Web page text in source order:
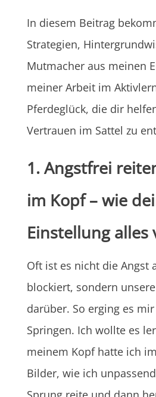
In diesem Beitrag
Strategien,
Mutmacher aus meinen
meiner Arbeit im
Pferdeglück, die dir
Vertrauen im Sattel zu
1. Angstfrei
im Kopf – wie
Einstellung alles
Oft ist es nicht die Angst
blockiert, sondern
darüber. So erging es
Springen. Ich wollte es
meinem Kopf hatte ich
Bilder, wie ich